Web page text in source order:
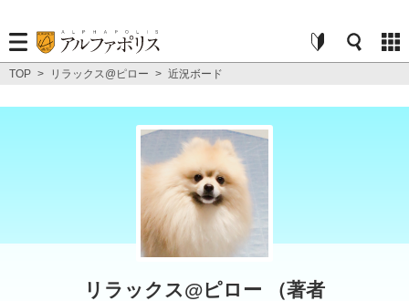
TOP > リラックス@ピロー > 近況ボード
リラックス@ピロー （著者